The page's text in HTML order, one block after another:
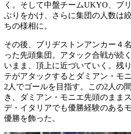
く。そして中盤チームUKYO、ブ
ぶりをかけ、さらに集団の人数は
ちの様相に。
その後、ブリヂストンアンカー４
った先頭集団。アタック合戦が続
いまま、頂上に近づいていく。残
テがアタックするとダミアン・モ
2人でゴールを目指す。この2人の
き、ダミアン・モニエ先頭のまま
デ・イタリアでも優勝経験のある
優勝を飾った。